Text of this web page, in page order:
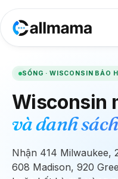
SỐNG · WISCONSIN BẢO
Wisconsin
và danh
Nhận 414 Milwaukee,
608 Madison, 920